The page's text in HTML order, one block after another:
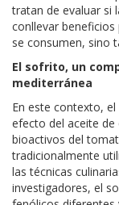
tratan de evaluar si
conllevar
se consumen, sino
El sofrito, un
mediterránea
En este contexto,
efecto del aceite
bioactivos del
tradicionalmente
las técnicas
investigadores, el